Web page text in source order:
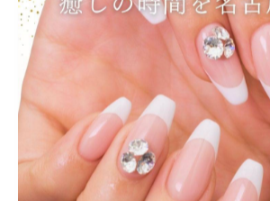
関連タグ
#名古屋駅ネイルサロン
#
#大人ネイル
#名古屋
#プラ
#秋ネイル